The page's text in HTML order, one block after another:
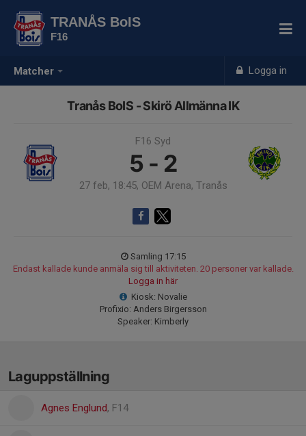
Matcher Logga in
TRANÅS BoIS
F16
Tranås BoIS - Skirö Allmänna IK
F16 Syd
5 - 2
27 feb, 18:45, OEM Arena, Tranås
Samling 17:15
Endast kallade kunde anmäla sig till aktiviteten. 20 personer var kallade.
Logga in här
Kiosk: Novalie
Profixio: Anders Birgersson
Speaker: Kimberly
Laguppställning
Agnes Englund, F14